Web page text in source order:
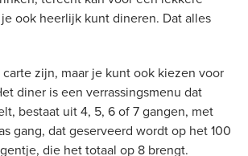
ook heerlijk kunt dineren. Dat alles
zijn, maar je kunt ook kiezen voor
diner is een verrassingsmenu dat
bestaat uit 4, 5, 6 of 7 gangen, met
gang, dat geserveerd wordt op het 100
die het totaal op 8 brengt.